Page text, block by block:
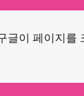
이 페이지를